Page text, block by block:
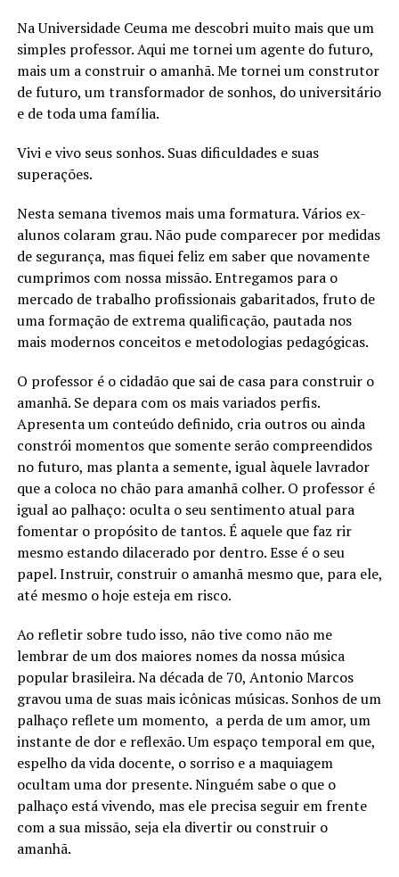
Na Universidade Ceuma me descobri muito mais que um
simples professor. Aqui me tornei um agente do futuro,
mais um a construir o amanhã. Me tornei um construtor
de futuro, um transformador de sonhos, do universitário
e de toda uma família.
Vivi e vivo seus sonhos. Suas dificuldades e suas
superações.
Nesta semana tivemos mais uma formatura. Vários ex-
alunos colaram grau. Não pude comparecer por medidas
de segurança, mas fiquei feliz em saber que novamente
cumprimos com nossa missão. Entregamos para o
mercado de trabalho profissionais gabaritados, fruto de
uma formação de extrema qualificação, pautada nos
mais modernos conceitos e metodologias pedagógicas.
O professor é o cidadão que sai de casa para construir o
amanhã. Se depara com os mais variados perfis.
Apresenta um conteúdo definido, cria outros ou ainda
constrói momentos que somente serão compreendidos
no futuro, mas planta a semente, igual àquele lavrador
que a coloca no chão para amanhã colher. O professor é
igual ao palhaço: oculta o seu sentimento atual para
fomentar o propósito de tantos. É aquele que faz rir
mesmo estando dilacerado por dentro. Esse é o seu
papel. Instruir, construir o amanhã mesmo que, para ele,
até mesmo o hoje esteja em risco.
Ao refletir sobre tudo isso, não tive como não me
lembrar de um dos maiores nomes da nossa música
popular brasileira. Na década de 70, Antonio Marcos
gravou uma de suas mais icônicas músicas. Sonhos de um
palhaço reflete um momento, a perda de um amor, um
instante de dor e reflexão. Um espaço temporal em que,
espelho da vida docente, o sorriso e a maquiagem
ocultam uma dor presente. Ninguém sabe o que o
palhaço está vivendo, mas ele precisa seguir em frente
com a sua missão, seja ela divertir ou construir o
amanhã.